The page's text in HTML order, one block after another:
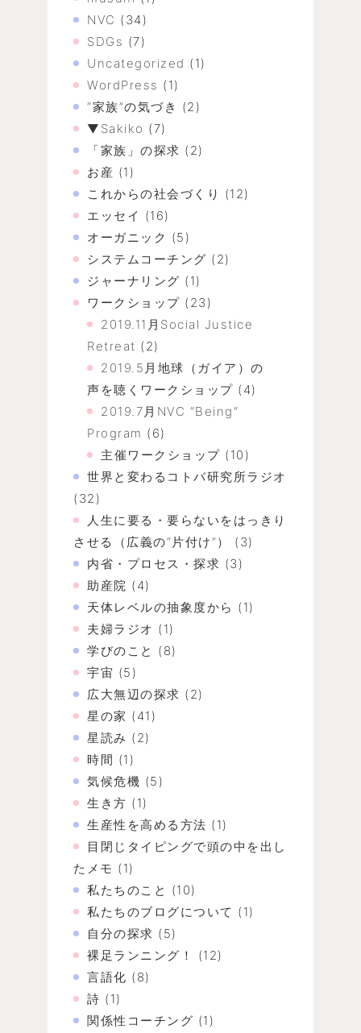
NVC (34)
SDGs (7)
Uncategorized (1)
WordPress (1)
“家族”の気づき (2)
▼Sakiko (7)
「家族」の探求 (2)
お産 (1)
これからの社会づくり (12)
エッセイ (16)
オーガニック (5)
システムコーチング (2)
ジャーナリング (1)
ワークショップ (23)
2019.11月Social Justice
Retreat (2)
2019.5月地球（ガイア）の
声を聴くワークショップ (4)
2019.7月NVC “Being”
Program (6)
主催ワークショップ (10)
世界と変わるコトバ研究所ラジオ
(32)
人生に要る・要らないをはっきり
させる（広義の“片付け”）
(3)
内省・プロセス・探求 (3)
助産院 (4)
天体レベルの抽象度から (1)
夫婦ラジオ (1)
学びのこと (8)
宇宙 (5)
広大無辺の探求 (2)
星の家 (41)
星読み (2)
時間 (1)
気候危機 (5)
生き方 (1)
生産性を高める方法 (1)
目閉じタイピングで頭の中を出し
たメモ (1)
私たちのこと (10)
私たちのブログについて (1)
自分の探求 (5)
裸足ランニング！
(12)
言語化 (8)
詩 (1)
関係性コーチング (1)